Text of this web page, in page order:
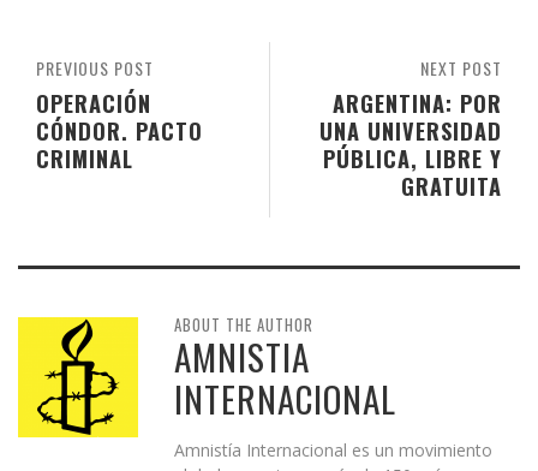
NEXT POST
ARGENTINA: POR
UNA UNIVERSIDAD
PÚBLICA, LIBRE Y
GRATUITA
PREVIOUS POST
OPERACIÓN
CÓNDOR. PACTO
CRIMINAL
ABOUT THE AUTHOR
AMNISTIA
INTERNACIONAL
Amnistía Internacional es un movimiento